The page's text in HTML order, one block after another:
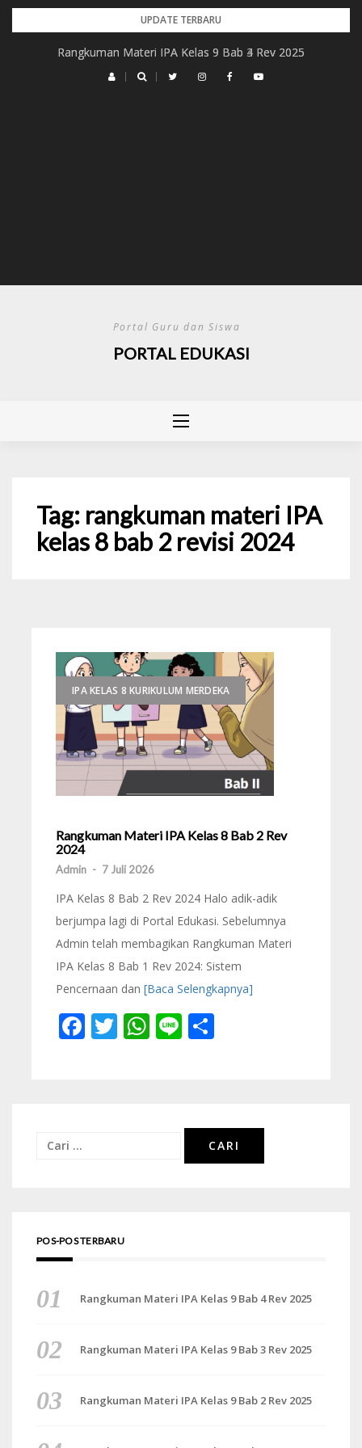
Skip
UPDATE TERBARU
Rangkuman Materi IPA Kelas 9 Bab 4 Rev 2025
Rangkuman Materi IPA Kelas 9 Bab 3 Rev 2025
Portal Guru dan Siswa
PORTAL EDUKASI
Tag: rangkuman materi IPA
kelas 8 bab 2 revisi 2024
IPA KELAS 8 KURIKULUM MERDEKA
Rangkuman Materi IPA Kelas 8 Bab 2 Rev
2024
Admin - 7 Juli 2026
IPA Kelas 8 Bab 2 Rev 2024 Halo adik-adik
berjumpa lagi di Portal Edukasi. Sebelumnya
Admin telah membagikan Rangkuman Materi
IPA Kelas 8 Bab 1 Rev 2024: Sistem
Pencernaan dan [Baca Selengkapnya]
Facebook
Twitter
WhatsApp
Line
Cari
POS-POS TERBARU
Rangkuman Materi IPA Kelas 9 Bab 4 Rev 2025
Rangkuman Materi IPA Kelas 9 Bab 3 Rev 2025
Rangkuman Materi IPA Kelas 9 Bab 2 Rev 2025